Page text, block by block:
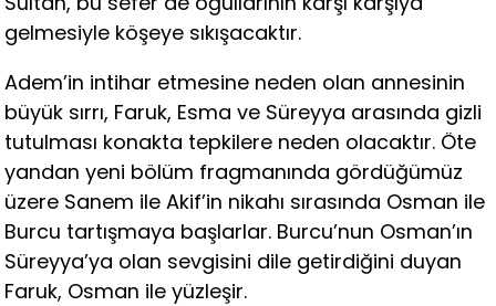
gelmesiyle köşeye sıkışacaktır.
Adem’in intihar etmesine neden olan annesinin
büyük sırrı, Faruk, Esma ve Süreyya arasında gizli
tutulması konakta tepkilere neden olacaktır. Öte
yandan yeni bölüm fragmanında gördüğümüz
üzere Sanem ile Akif’in nikahı sırasında Osman ile
Burcu tartışmaya başlarlar. Burcu’nun Osman’ın
Süreyya’ya olan sevgisini dile getirdiğini duyan
Faruk, Osman ile yüzleşir.